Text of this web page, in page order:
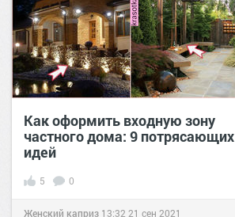
Как оформить входную зону
частного дома: 9 потрясающих
идей
5 0
Женский каприз 13:32 21 сен 2021